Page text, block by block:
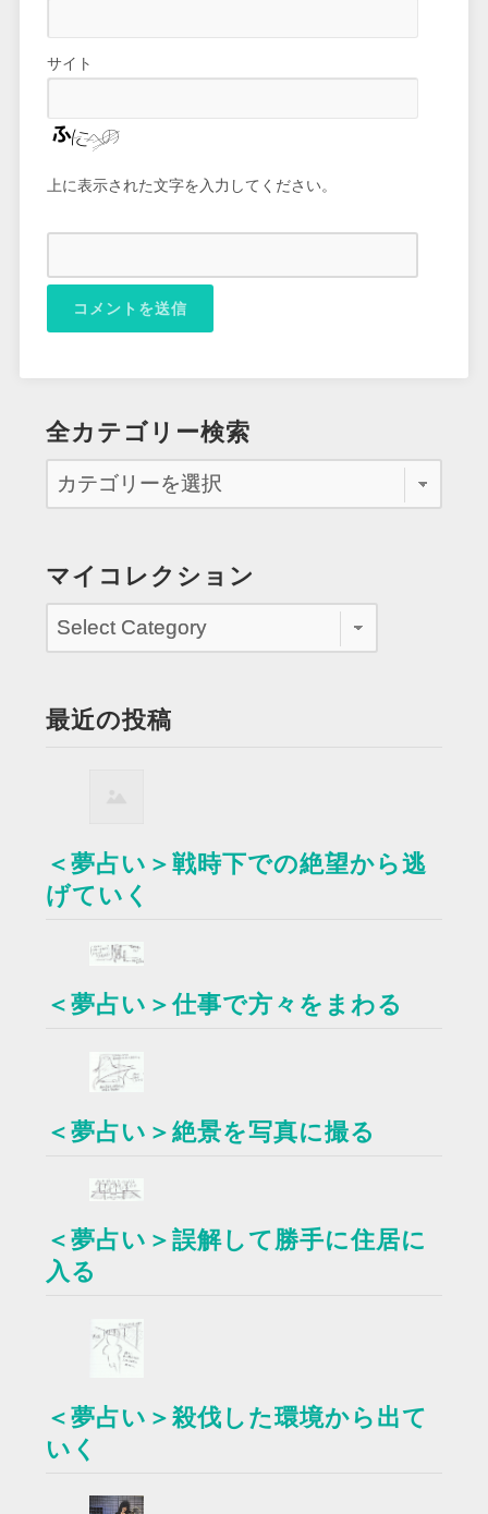
サイト
上に表示された文字を入力してください。
全カテゴリー検索
マイコレクション
最近の投稿
＜夢占い＞戦時下での絶望から逃
げていく
＜夢占い＞仕事で方々をまわる
＜夢占い＞絶景を写真に撮る
＜夢占い＞誤解して勝手に住居に
入る
＜夢占い＞殺伐した環境から出て
いく